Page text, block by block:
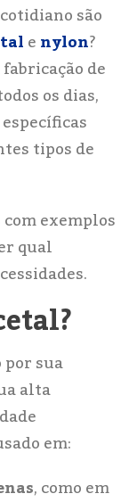
são
enylon?
de
os dias,
tipos de
exemplos
qual
por sua
alta
em:
, como em